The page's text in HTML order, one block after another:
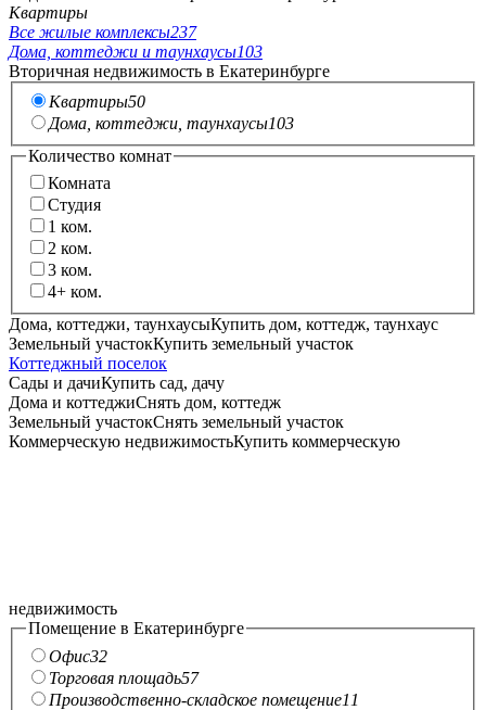
Квартиры
Все жилые комплексы237
Дома, коттеджи и таунхаусы103
Вторичная недвижимость в Екатеринбурге
Квартиры50
Дома, коттеджи, таунхаусы103
Количество комнат
Комната
Студия
1 ком.
2 ком.
3 ком.
4+ ком.
Дома, коттеджи, таунхаусыКупить дом, коттедж, таунхаус
Земельный участокКупить земельный участок
Коттеджный поселок
Сады и дачиКупить сад, дачу
Дома и коттеджиСнять дом, коттедж
Земельный участокСнять земельный участок
Коммерческую недвижимостьКупить коммерческую
недвижимость
Помещение в Екатеринбурге
Офис32
Торговая площадь57
Производственно-складское помещение11